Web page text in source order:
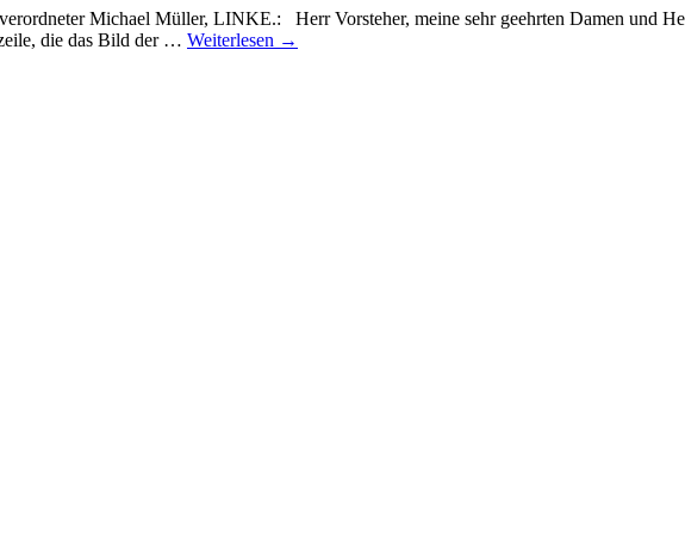
Michael Müller, LINKE.: Herr Vorsteher, meine sehr geehrten Damen und
die das Bild der … Weiterlesen →